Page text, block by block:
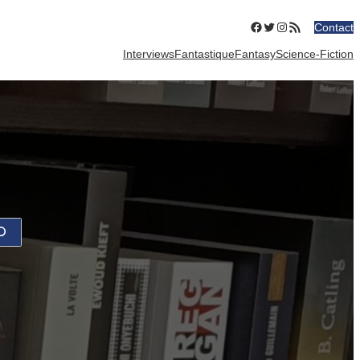
Facebook
Twitter
Instagram
Flux RSSContact
InterviewsFantastiqueFantasyScience-Fiction